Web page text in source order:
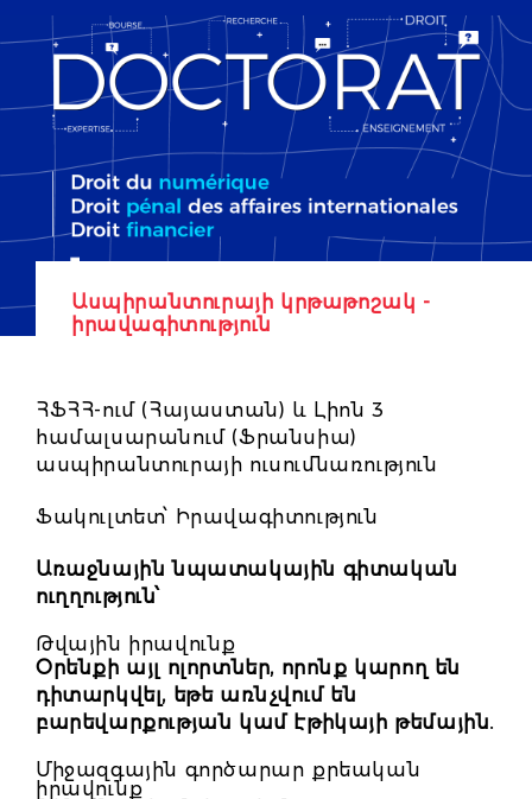
Ասպիրանտուրայի կրթաթոշակ -
իրավագիտություն
ՀՖՀՀ-ում (Հայաստան) և Լիոն 3
համալսարանում (Ֆրանսիա)
ասպիրանտուրայի ուսումնառություն
Ֆակուլտետ՝ Իրավագիտություն
Առաջնային նպատակային գիտական
ուղղություն՝
Թվային իրավունք
Օրենքի այլ ոլորտներ, որոնք կարող են
դիտարկվել, եթե առնչվում են
բարեվարքության կամ էթիկայի թեմային.
Միջազգային գործարար քրեական
իրավունք